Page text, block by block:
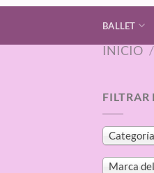
BALLET
INICIO /
FILTRAR
Marca